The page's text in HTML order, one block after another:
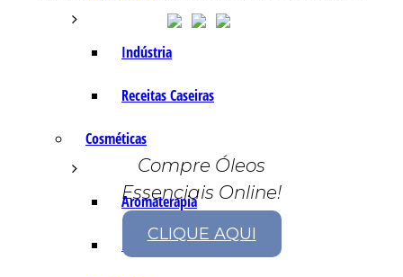
Indústria
Receitas Caseiras
Cosméticas
Aromaterapia
Fórmulas Caseiras
Compre Óleos
Essenciais Online!
CLIQUE AQUI